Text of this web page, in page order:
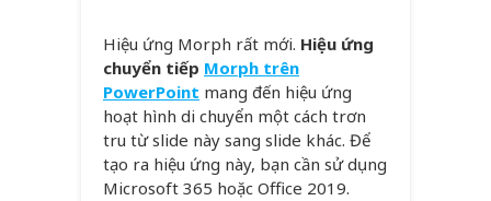
Hiệu ứng Morph rất mới. Hiệu ứng
chuyển tiếp Morph trên
PowerPoint mang đến hiệu ứng
hoạt hình di chuyển một cách trơn
tru từ slide này sang slide khác. Để
tạo ra hiệu ứng này, bạn cần sử dụng
Microsoft 365 hoặc Office 2019.